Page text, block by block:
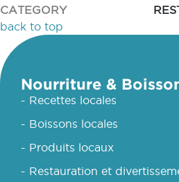
CATEGORY
back to top
Nourriture &
- Recettes locales
- Boissons locales
- Produits locaux
- Restauration et